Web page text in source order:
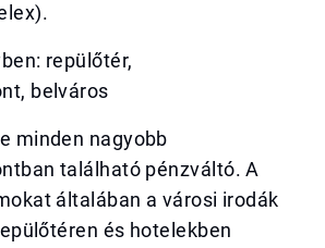
repülőtér,
belváros
minden nagyobb
található pénzváltó. A
általában a városi irodák
és hotelekben